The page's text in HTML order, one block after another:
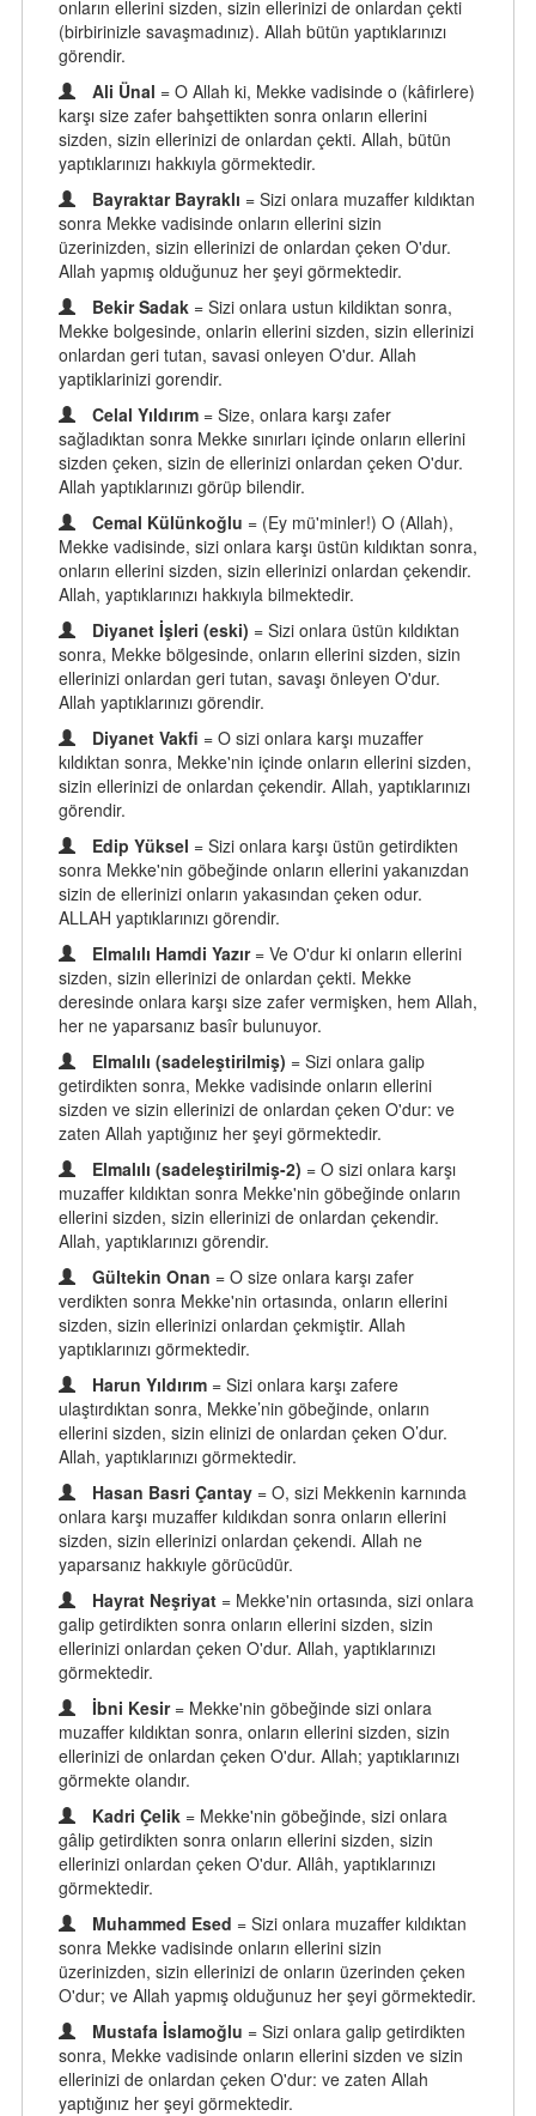
onların ellerini sizden, sizin ellerinizi de onlardan çekti
(birbirinizle savaşmadınız). Allah bütün yaptıklarınızı
görendir.
Ali Ünal = O Allah ki, Mekke vadisinde o (kâfirlere)
karşı size zafer bahşettikten sonra onların ellerini
sizden, sizin ellerinizi de onlardan çekti. Allah, bütün
yaptıklarınızı hakkıyla görmektedir.
Bayraktar Bayraklı = Sizi onlara muzaffer kıldıktan
sonra Mekke vadisinde onların ellerini sizin
üzerinizden, sizin ellerinizi de onlardan çeken O'dur.
Allah yapmış olduğunuz her şeyi görmektedir.
Bekir Sadak = Sizi onlara ustun kildiktan sonra,
Mekke bolgesinde, onlarin ellerini sizden, sizin ellerinizi
onlardan geri tutan, savasi onleyen O'dur. Allah
yaptiklarinizi gorendir.
Celal Yıldırım = Size, onlara karşı zafer
sağladıktan sonra Mekke sınırları içinde onların ellerini
sizden çeken, sizin de ellerinizi onlardan çeken O'dur.
Allah yaptıklarınızı görüp bilendir.
Cemal Külünkoğlu = (Ey mü'minler!) O (Allah),
Mekke vadisinde, sizi onlara karşı üstün kıldıktan sonra,
onların ellerini sizden, sizin ellerinizi onlardan çekendir.
Allah, yaptıklarınızı hakkıyla bilmektedir.
Diyanet İşleri (eski) = Sizi onlara üstün kıldıktan
sonra, Mekke bölgesinde, onların ellerini sizden, sizin
ellerinizi onlardan geri tutan, savaşı önleyen O'dur.
Allah yaptıklarınızı görendir.
Diyanet Vakfi = O sizi onlara karşı muzaffer
kıldıktan sonra, Mekke'nin içinde onların ellerini sizden,
sizin ellerinizi de onlardan çekendir. Allah, yaptıklarınızı
görendir.
Edip Yüksel = Sizi onlara karşı üstün getirdikten
sonra Mekke'nin göbeğinde onların ellerini yakanızdan
sizin de ellerinizi onların yakasından çeken odur.
ALLAH yaptıklarınızı görendir.
Elmalılı Hamdi Yazır = Ve O'dur ki onların ellerini
sizden, sizin ellerinizi de onlardan çekti. Mekke
deresinde onlara karşı size zafer vermişken, hem Allah,
her ne yaparsanız basîr bulunuyor.
Elmalılı (sadeleştirilmiş) = Sizi onlara galip
getirdikten sonra, Mekke vadisinde onların ellerini
sizden ve sizin ellerinizi de onlardan çeken O'dur: ve
zaten Allah yaptığınız her şeyi görmektedir.
Elmalılı (sadeleştirilmiş-2) = O sizi onlara karşı
muzaffer kıldıktan sonra Mekke'nin göbeğinde onların
ellerini sizden, sizin ellerinizi de onlardan çekendir.
Allah, yaptıklarınızı görendir.
Gültekin Onan = O size onlara karşı zafer
verdikten sonra Mekke'nin ortasında, onların ellerini
sizden, sizin ellerinizi onlardan çekmiştir. Allah
yaptıklarınızı görmektedir.
Harun Yıldırım = Sizi onlara karşı zafere
ulaştırdıktan sonra, Mekke’nin göbeğinde, onların
ellerini sizden, sizin elinizi de onlardan çeken O’dur.
Allah, yaptıklarınızı görmektedir.
Hasan Basri Çantay = O, sizi Mekkenin karnında
onlara karşı muzaffer kıldıkdan sonra onların ellerini
sizden, sizin ellerinizi onlardan çekendi. Allah ne
yaparsanız hakkıyle görücüdür.
Hayrat Neşriyat = Mekke'nin ortasında, sizi onlara
galip getirdikten sonra onların ellerini sizden, sizin
ellerinizi onlardan çeken O'dur. Allah, yaptıklarınızı
görmektedir.
İbni Kesir = Mekke'nin göbeğinde sizi onlara
muzaffer kıldıktan sonra, onların ellerini sizden, sizin
ellerinizi de onlardan çeken O'dur. Allah; yaptıklarınızı
görmekte olandır.
Kadri Çelik = Mekke'nin göbeğinde, sizi onlara
gâlip getirdikten sonra onların ellerini sizden, sizin
ellerinizi onlardan çeken O'dur. Allâh, yaptıklarınızı
görmektedir.
Muhammed Esed = Sizi onlara muzaffer kıldıktan
sonra Mekke vadisinde onların ellerini sizin
üzerinizden, sizin ellerinizi de onların üzerinden çeken
O'dur; ve Allah yapmış olduğunuz her şeyi görmektedir.
Mustafa İslamoğlu = Sizi onlara galip getirdikten
sonra, Mekke vadisinde onların ellerini sizden ve sizin
ellerinizi de onlardan çeken O'dur: ve zaten Allah
yaptığınız her şeyi görmektedir.